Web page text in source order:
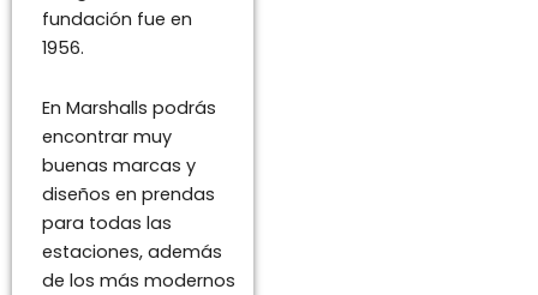
fundación fue en
1956.
En Marshalls podrás
encontrar muy
buenas marcas y
diseños en prendas
para todas las
estaciones, además
de los más modernos